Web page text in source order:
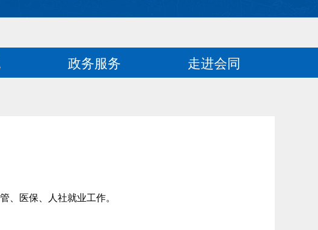
政务服务 走进会同
医保、人社就业工作。